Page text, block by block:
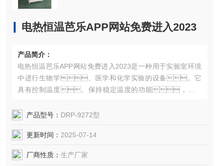
电热恒温芭乐APP网站免费进入2023
产品简介：
电热恒温芭乐APP网站免费进入2023是一种用于实验室环境
中进行生物学、医学和化学实验的设备。它
具有控制温度、保持稳定温度的功能，可提
产品型号： DRP-9272型
更新时间： 2025-07-14
厂商性质： 生产厂家